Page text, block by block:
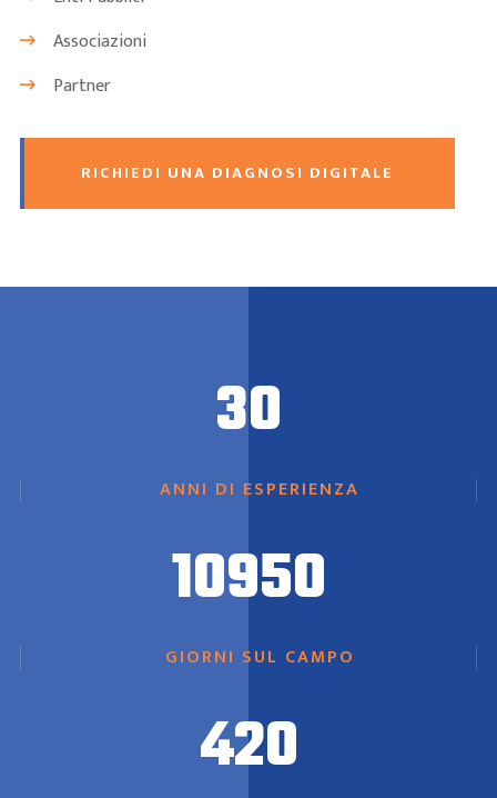
Associazioni
Partner
RICHIEDI UNA DIAGNOSI DIGITALE
30
ANNI DI ESPERIENZA
10950
GIORNI SUL CAMPO
420